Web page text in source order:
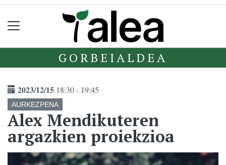
GORBEIALDEA
2023/12/15 18:30 - 19:45
AURKEZPENA
Alex Mendikuteren
argazkien proiekzioa